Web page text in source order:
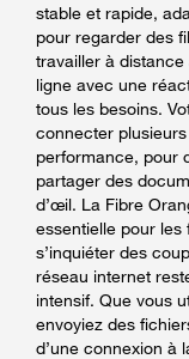
stable et rapide,
pour regarder des
travailler à
ligne avec une
tous les besoins.
connecter
performance, pour
partager des
d’œil. La Fibre
essentielle pour
s’inquiéter des
réseau internet
intensif. Que vous
envoyiez des
d’une connexion à